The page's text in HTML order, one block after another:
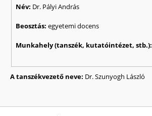
Név: Dr. Pályi András
Beosztás:egyetemi docens
Munkahely (tanszék, kutatóintézet, stb.):
A tanszékvezető neve: Dr. Szunyogh László